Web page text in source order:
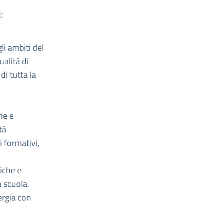
ambiti del
di
tutta la
e
formativi,
e
con